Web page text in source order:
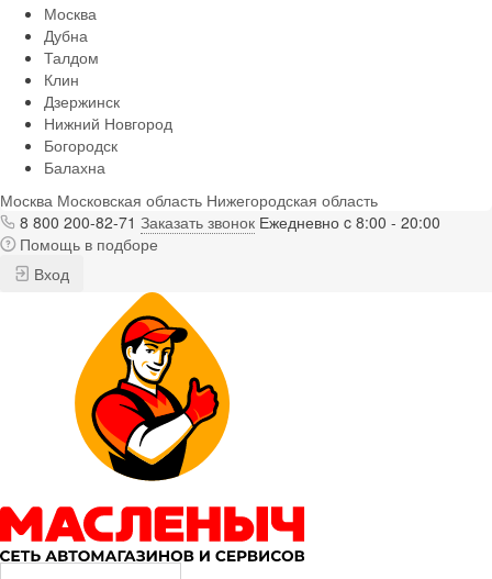
Москва
Дубна
Талдом
Клин
Дзержинск
Нижний Новгород
Богородск
Балахна
Москва Московская область Нижегородская область
8 800 200-82-71 Заказать звонок Ежедневно c 8:00 - 20:00
Помощь в подборе
Вход